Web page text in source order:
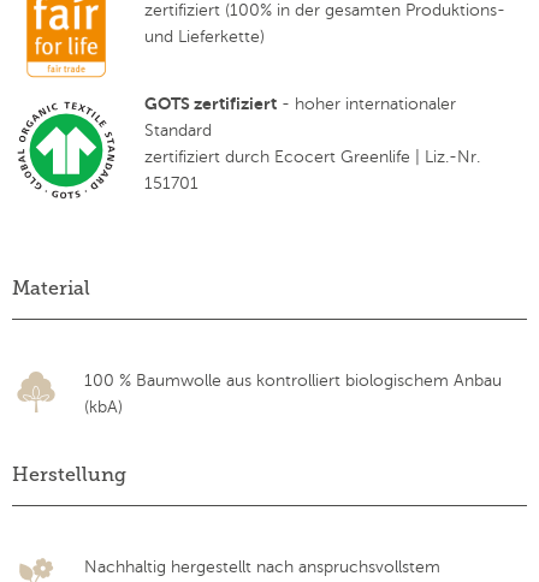
zertifiziert (100% in der gesamten Produktions-
und Lieferkette)
GOTS zertifiziert - hoher internationaler
Standard
zertifiziert durch Ecocert Greenlife | Liz.-Nr.
151701
Material
100 % Baumwolle aus kontrolliert biologischem Anbau
(kbA)
Herstellung
Nachhaltig hergestellt nach anspruchsvollstem